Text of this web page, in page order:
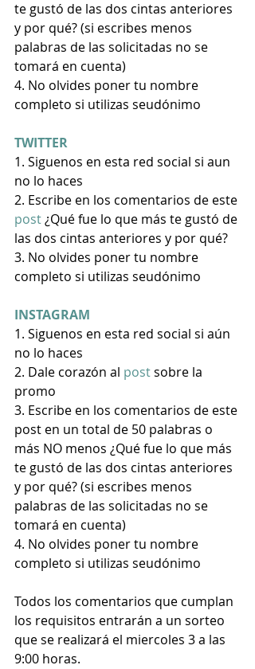
te gustó de las dos cintas anteriores
y por qué? (si escribes menos
palabras de las solicitadas no se
tomará en cuenta)
4. No olvides poner tu nombre
completo si utilizas seudónimo
TWITTER
1. Siguenos en esta red social si aun
no lo haces
2. Escribe en los comentarios de este
post ¿Qué fue lo que más te gustó de
las dos cintas anteriores y por qué?
3. No olvides poner tu nombre
completo si utilizas seudónimo
INSTAGRAM
1. Siguenos en esta red social si aún
no lo haces
2. Dale corazón al post sobre la
promo
3. Escribe en los comentarios de este
post en un total de 50 palabras o
más NO menos ¿Qué fue lo que más
te gustó de las dos cintas anteriores
y por qué? (si escribes menos
palabras de las solicitadas no se
tomará en cuenta)
4. No olvides poner tu nombre
completo si utilizas seudónimo
Todos los comentarios que cumplan
los requisitos entrarán a un sorteo
que se realizará el miercoles 3 a las
9:00 horas.